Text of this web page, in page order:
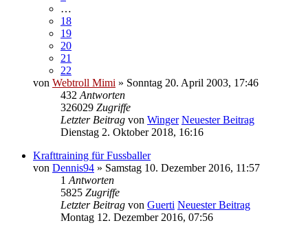
…
18
19
20
21
22
von Webtroll Mimi » Sonntag 20. April 2003, 17:46
432 Antworten
326029 Zugriffe
Letzter Beitrag von Winger Neuester Beitrag
Dienstag 2. Oktober 2018, 16:16
Krafttraining für Fussballer
von Dennis94 » Samstag 10. Dezember 2016, 11:57
1 Antworten
5825 Zugriffe
Letzter Beitrag von Guerti Neuester Beitrag
Montag 12. Dezember 2016, 07:56